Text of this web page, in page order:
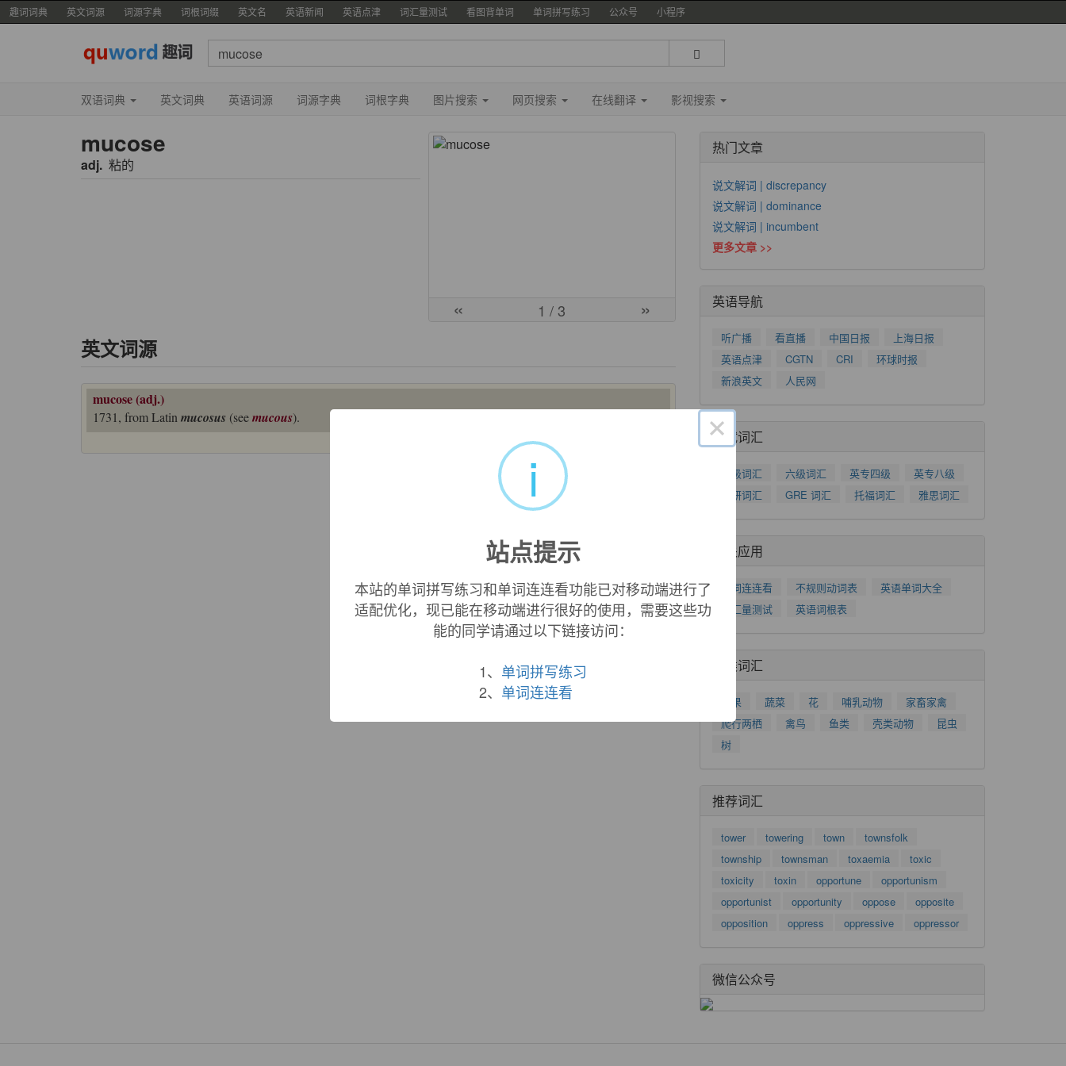
趣词词典 英文词源 词源字典 词根词缀 英文名 英语新闻 英语点津 词汇量测试 看图背单词 单词拼写练习 公众号 小程序
双语词典 英文词典 英语词源 词源字典 词根字典 图片搜索 网页搜索 在线翻译 影视搜索
mucose
adj. 粘的
« 1 / 3 »
英文词源
mucose (adj.)
1731, from Latin mucosus (seemucous).
热门文章
说文解词 | discrepancy
说文解词 | dominance
说文解词 | incumbent
更多文章 >>
英语导航
听广播 看直播 中国日报
上海日报
英语点津
CGTN CRI
环球时报
新浪英文
人民网
考试词汇
四级词汇 六级词汇 英专四级
英专八级
考研词汇
GRE 词汇 托福词汇 雅思词汇
相关应用
单词连连看 不规则动词表
英语单词大全
词汇量测试
英语词根表
分类词汇
水果 蔬菜 花 哺乳动物
家畜家禽
爬行两栖
禽鸟 鱼类 壳类动物
昆虫
树
推荐词汇
tower towering town
townsfolk
township
townsman toxaemia
toxic
toxicity
toxin opportune
opportunism
opportunist
opportunity oppose
opposite
opposition
oppress oppressive oppressor
微信公众号
×
i
站点提示
本站的单词拼写练习和单词连连看功能已对移动端进行了
适配优化，现已能在移动端进行很好的使用，需要这些功
能的同学请通过以下链接访问：
1、 单词拼写练习
2、 单词连连看